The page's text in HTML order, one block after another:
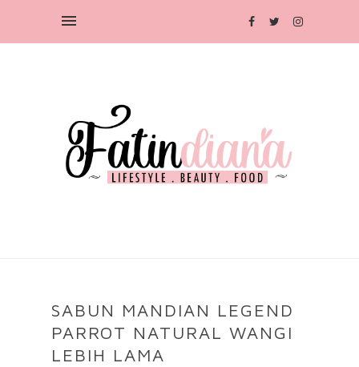
SABUN MANDIAN LEGEND
PARROT NATURAL WANGI
LEBIH LAMA